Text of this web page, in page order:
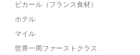
ピカール（フランス食材）
ホテル
マイル
世界一周ファーストクラス